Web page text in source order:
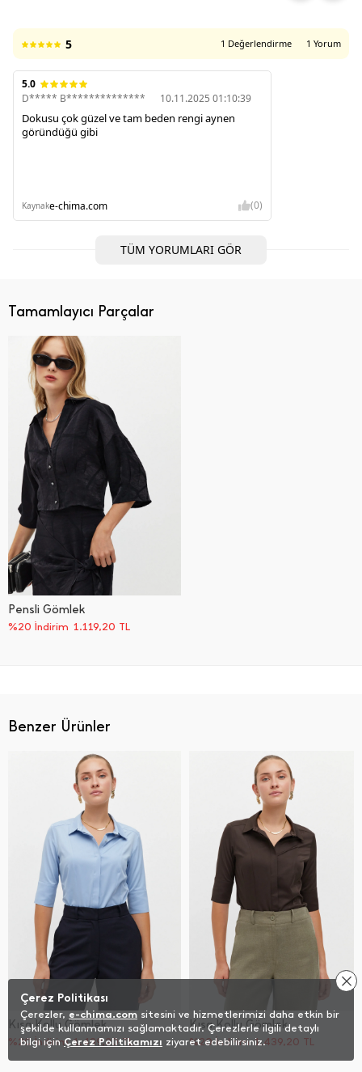
5 1 Değerlendirme 1 Yorum
5.0
D***** B**************
10.11.2025 01:10:39
Dokusu çok güzel ve tam beden rengi aynen
göründüğü gibi
Kaynake-chima.com (0)
TÜM YORUMLARI GÖR
Benzer Ürünler
Kısa Kollu Gömlek
%20 İndirim 1.439,20TL
Kısa Kollu Gömlek
%20 İndirim 1.439,20 TL
Tamamlayıcı Parçalar
Pensli Gömlek
%20 İndirim 1.119,20 TL
Çerez Politikası
Çerezler,e-chima.comsitesini ve hizmetlerimizi daha etkin bir
şekilde kullanmamızı sağlamaktadır. Çerezlerle ilgili detaylı
bilgi içinÇerez Politikamızı ziyaret edebilirsiniz.